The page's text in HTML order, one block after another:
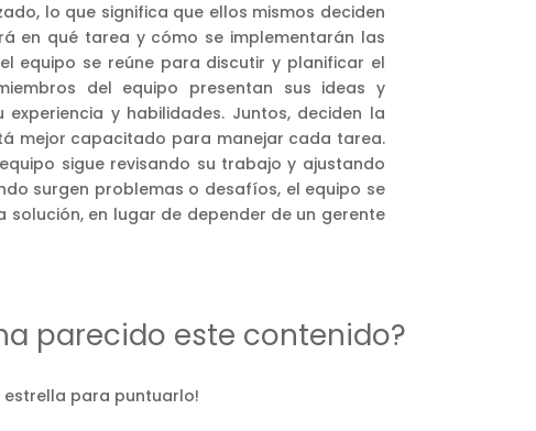
lo que significa que ellos mismos deciden
en qué tarea y cómo se implementarán las
equipo se reúne para discutir y planificar el
del equipo presentan sus ideas y
y habilidades. Juntos, deciden la
mejor capacitado para manejar cada tarea.
sigue revisando su trabajo y ajustando
surgen problemas o desafíos, el equipo se
en lugar de depender de un gerente
parecido este contenido?
estrella para puntuarlo!